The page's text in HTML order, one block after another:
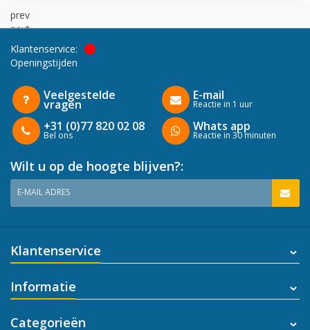
prev
next
Klantenservice:
Openingstijden
Veelgestelde
vragen
+31 (0)77 820 02 08
Bel ons
E-mail
Reactie in 1 uur
Whats app
Reactie in 30 minuten
Wilt u op de hoogte blijven?:
E-MAIL ADRES
Klantenservice
Informatie
Categorieën